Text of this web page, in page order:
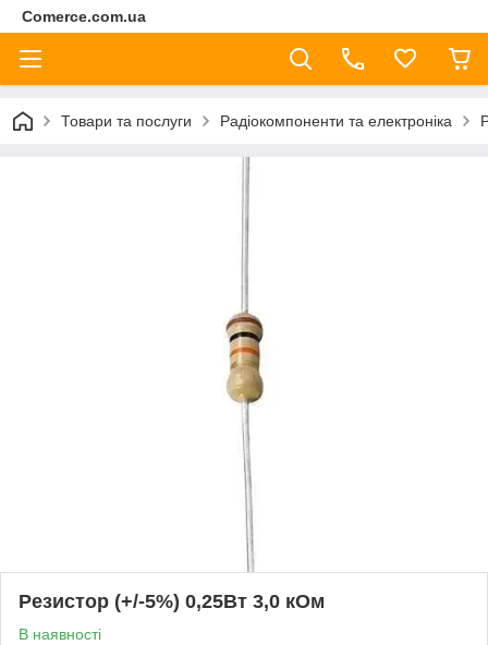
Comerce.com.ua
Товари та послуги Радіокомпоненти та електроніка
Резистор (+/-5%) 0,25Вт 3,0 кОм
В наявності